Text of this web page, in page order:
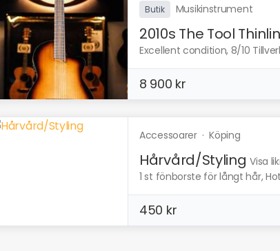
Butik Musikinstrument
2010s The Tool
Excellent condition, 8/10
8 900 kr
Accessoarer·Köping
Hårvård/Styling Visa
1 st fönborste för långt hår,
450 kr